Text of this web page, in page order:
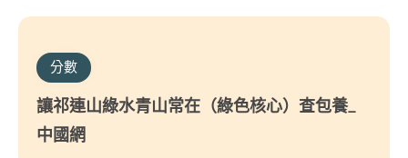
分數
讓祁連山綠水青山常在（綠色核心）查包養_
中國網